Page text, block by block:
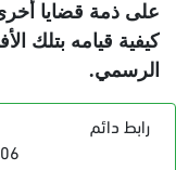
على ذمة قضايا
كيفية قيامه بتلك
الرسمي.
رابط دائم